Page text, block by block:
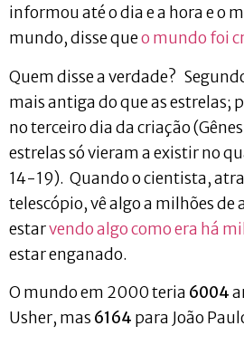
informou até o dia e a hora e o
mundo, disse queo mundo foi
Quem disse a verdade?
mais antiga do que as estrelas;
no terceiro dia da criação
estrelas só vieram a existir no
14-19). Quando o cientista,
telescópio, vê algo a milhões
estarvendo algo como era há
estar enganado.
O mundo em 2000 teria 6004
Usher, mas 6164 para João